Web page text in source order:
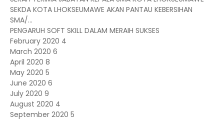
SEKDA KOTA LHOKSEUMAWE AKAN PANTAU KEBERSIHAN
SMA/...
PENGARUH SOFT SKILL DALAM MERAIH SUKSES
February 2020 4
March 2020 6
April 2020 8
May 2020 5
June 2020 6
July 2020 9
August 2020 4
September 2020 5